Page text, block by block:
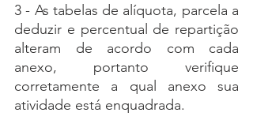
3 - As tabelas de alíquota, parcela a
deduzir e percentual de repartição
alteram de acordo com cada
anexo, portanto verifique
corretamente a qual anexo sua
atividade está enquadrada.